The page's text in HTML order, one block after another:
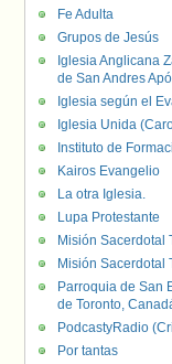
Fe Adulta
Grupos de Jesús
Iglesia Anglicana
de San Andres
Iglesia según el
Iglesia Unida
Instituto de
Kairos Evangelio
La otra Iglesia.
Lupa Protestante
Misión Sacerdotal
Misión Sacerdotal
Parroquia de San
de Toronto,
PodcastyRadio
Por tantas